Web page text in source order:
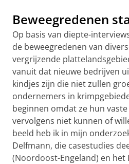
Beweegredenen
Op basis van diepte-
de beweegredenen van
vergrijzende
vanuit dat nieuwe bedrijven
kindjes zijn die niet zullen
ondernemers in
beginnen omdat ze hun
vervolgens niet kunnen of
beeld heb ik in mijn
Delfmann, die casestudies
(Noordoost-Engeland) en het